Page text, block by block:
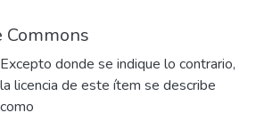
Commons
Excepto donde se indique lo contrario,
la licencia de este ítem se describe
como